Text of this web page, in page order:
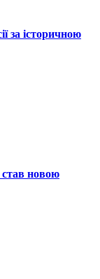
за історичною
став новою